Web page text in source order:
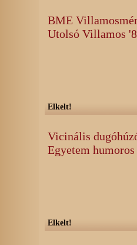
BME
Utolsó Villamos
Elkelt!
Vicinális
Egyetem
Elkelt!